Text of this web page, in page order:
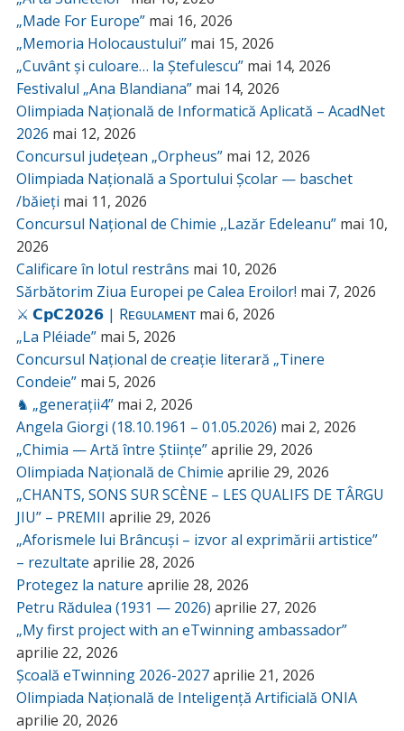
„Made For Europe” mai 16, 2026
„Memoria Holocaustului” mai 15, 2026
„Cuvânt și culoare… la Ștefulescu” mai 14, 2026
Festivalul „Ana Blandiana” mai 14, 2026
Olimpiada Națională de Informatică Aplicată – AcadNet
2026 mai 12, 2026
Concursul județean „Orpheus” mai 12, 2026
Olimpiada Națională a Sportului Școlar — baschet
/băieți mai 11, 2026
Concursul Național de Chimie ,,Lazăr Edeleanu” mai 10,
2026
Calificare în lotul restrâns mai 10, 2026
Sărbătorim Ziua Europei pe Calea Eroilor! mai 7, 2026
⚔️ 𝗖𝗽𝗖𝟮𝟬𝟮𝟲 | Rᴇɢᴜʟᴀᴍᴇɴᴛ mai 6, 2026
„La Pléiade” mai 5, 2026
Concursul Național de creație literară „Tinere
Condeie” mai 5, 2026
♞ „generații4” mai 2, 2026
Angela Giorgi (18.10.1961 – 01.05.2026) mai 2, 2026
„Chimia — Artă între Științe”aprilie 29, 2026
Olimpiada Națională de Chimie aprilie 29, 2026
„CHANTS, SONS SUR SCÈNE – LES QUALIFS DE TÂRGU
JIU” – PREMII aprilie 29, 2026
„Aforismele lui Brâncuși – izvor al exprimării artistice”
– rezultate aprilie 28, 2026
Protegez la nature aprilie 28, 2026
Petru Rădulea (1931 — 2026) aprilie 27, 2026
„My first project with an eTwinning ambassador”
aprilie 22, 2026
Școală eTwinning 2026-2027aprilie 21, 2026
Olimpiada Națională de Inteligență Artificială ONIA
aprilie 20, 2026